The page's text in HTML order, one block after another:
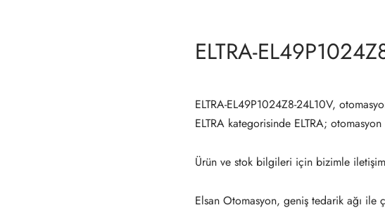
ELTRA-
ELTRA-EL49P1024Z8-24L10V,
ELTRA kategorisinde ELTRA;
Ürün ve stok bilgileri için bizimle
Elsan Otomasyon, geniş tedarik ağı